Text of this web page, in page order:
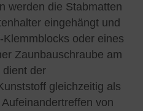
werden die Stabmatten
eingehängt und
oder eines
Zaunbauschraube am
dient der
gleichzeitig als
von